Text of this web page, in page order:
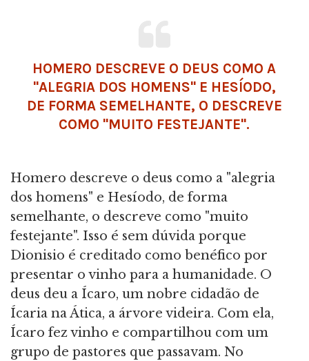
HOMERO DESCREVE O DEUS COMO A
"ALEGRIA DOS HOMENS" E HESÍODO,
DE FORMA SEMELHANTE, O DESCREVE
COMO "MUITO FESTEJANTE".
Homero descreve o deus como a "alegria
dos homens" e Hesíodo, de forma
semelhante, o descreve como "muito
festejante". Isso é sem dúvida porque
Dionisio é creditado como benéfico por
presentar o vinho para a humanidade. O
deus deu a Ícaro, um nobre cidadão de
Ícaria na Ática, a árvore videira. Com ela,
Ícaro fez vinho e compartilhou com um
grupo de pastores que passavam. No